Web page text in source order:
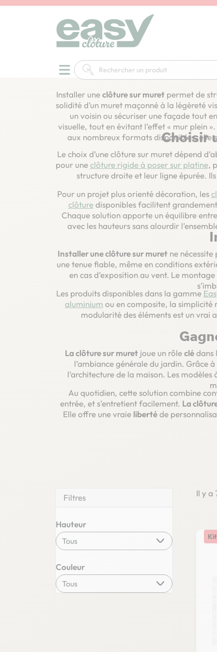
Clôture sur muret
Installer uneclôture sur muretpermet de
solidité d’un muret maçonné à la légèreté
un voisin ou sécuriser une façade tout
visuelle, tout en évitant l’effet « mur plein
aux nombreux formats disponibles, elle
Choisir
Le choix d’une clôture sur muret dépend
pour uneclôture rigide à poser sur platine,
structure droite et leur ligne épurée.
Pour un projet plus orienté décoration, les
clôturedisponibles facilitent
Chaque solution apporte un équilibre
avec les hauteurs sans alourdir
Installer une clôture sur muretne nécessite
une tenue fiable, même en conditions
en cas d’exposition au vent. Le
Les produits disponibles dans la gamme
aluminium ou en composite, la simplicité
modularité des éléments est un vrai
La clôture sur muret joue un rôleclédans
l’ambiance générale du jardin. Grâce
l’architecture de la maison. Les
Au quotidien, cette solution combine
entrée, et s’entretient facilement. La
Elle offre une vraie libertéde
Filtres
Hauteur
Couleur
Il y a